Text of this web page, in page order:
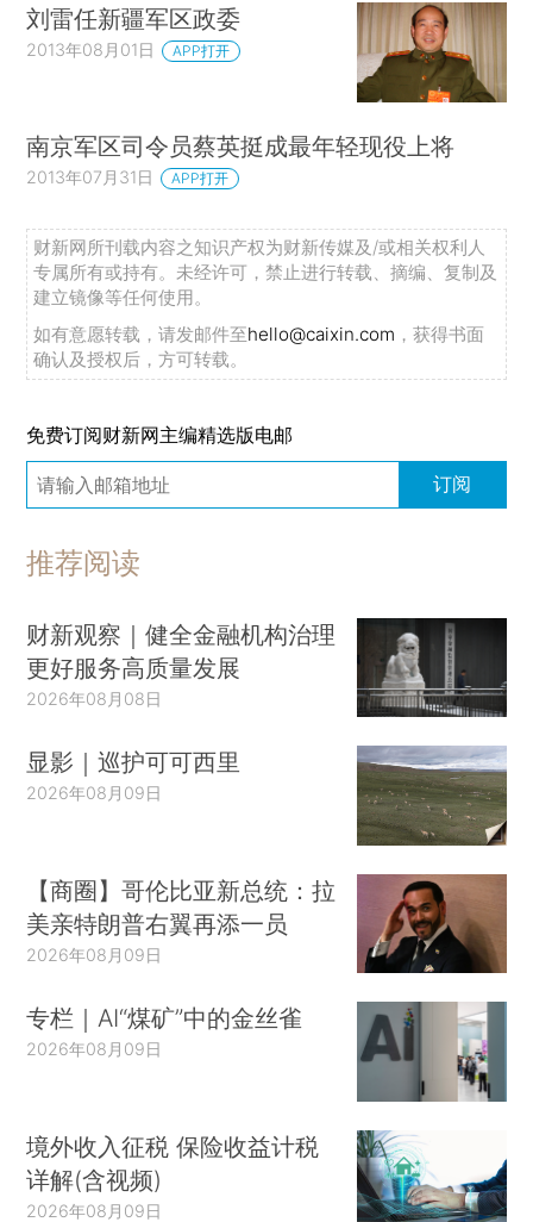
刘雷任新疆军区政委
2013年08月01日 APP打开
南京军区司令员蔡英挺成最年轻现役上将
2013年07月31日 APP打开
财新网所刊载内容之知识产权为财新传媒及/或相关权利人
专属所有或持有。未经许可，禁止进行转载、摘编、复制及
建立镜像等任何使用。
如有意愿转载，请发邮件至hello@caixin.com ，获得书面
确认及授权后，方可转载。
免费订阅财新网主编精选版电邮
订阅
推荐阅读
财新观察｜健全金融机构治理
更好服务高质量发展
2026年08月08日
显影｜巡护可可西里
2026年08月09日
【商圈】哥伦比亚新总统：拉
美亲特朗普右翼再添一员
2026年08月09日
专栏｜AI“煤矿”中的金丝雀
2026年08月09日
境外收入征税 保险收益计税
详解(含视频)
2026年08月09日